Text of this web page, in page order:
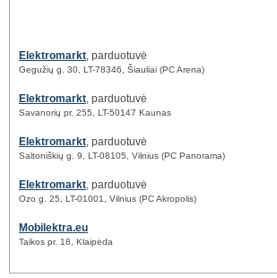
Elektromarkt, parduotuvė
Gegužių g. 30, LT-78346, Šiauliai (PC Arena)
Elektromarkt, parduotuvė
Savanorių pr. 255, LT-50147 Kaunas
Elektromarkt, parduotuvė
Saltoniškių g. 9, LT-08105, Vilnius (PC Panorama)
Elektromarkt, parduotuvė
Ozo g. 25, LT-01001, Vilnius (PC Akropolis)
Mobilektra.eu
Taikos pr. 18, Klaipėda